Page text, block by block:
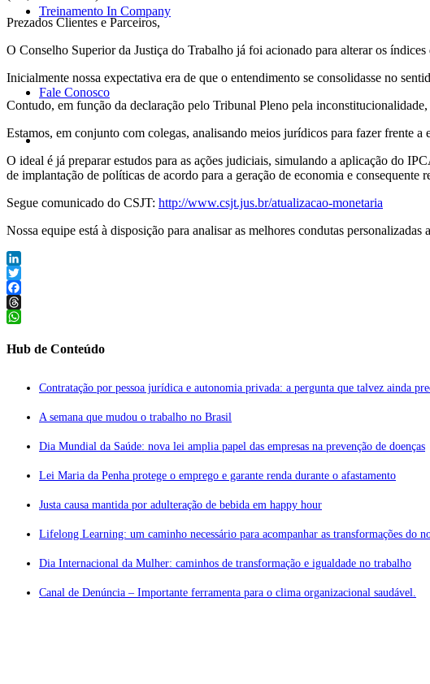
Treinamento In Company
Fale Conosco
Prezados Clientes e Parceiros,
O Conselho Superior da Justiça do Trabalho já foi acionado para alterar os índices
Inicialmente nossa expectativa era de que o entendimento se consolidasse no
Contudo, em função da declaração pelo Tribunal Pleno pela
Estamos, em conjunto com colegas, analisando meios jurídicos para fazer frente
O ideal é já preparar estudos para as ações judiciais, simulando a aplicação do
de implantação de políticas de acordo para a geração de economia e consequente
Segue comunicado do CSJT: ‎ http://www.csjt.jus.br/atualizacao-monetaria
Nossa equipe está à disposição para analisar as melhores condutas
LinkedIn
Twitter
Facebook
Threads
Hub de Conteúdo
Contratação por pessoa jurídica e autonomia privada: a pergunta que talvez ainda
A semana que mudou o trabalho no Brasil
Dia Mundial da Saúde: nova lei amplia papel das empresas na prevenção de doenças
Lei Maria da Penha protege o emprego e garante renda durante o afastamento
Justa causa mantida por adulteração de bebida em happy hour
Lifelong Learning: um caminho necessário para acompanhar as transformações do
Dia Internacional da Mulher: caminhos de transformação e igualdade no trabalho
Canal de Denúncia – Importante ferramenta para o clima organizacional saudável.